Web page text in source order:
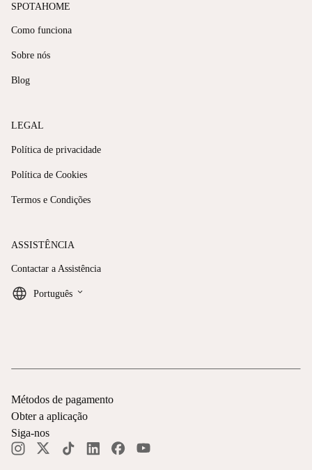
SPOTAHOME
Como funciona
Sobre nós
Blog
LEGAL
Política de privacidade
Política de Cookies
Termos e Condições
ASSISTÊNCIA
Contactar a Assistência
Português keyboard_arrow_down
Métodos de pagamento
Obter a aplicação
Siga-nos